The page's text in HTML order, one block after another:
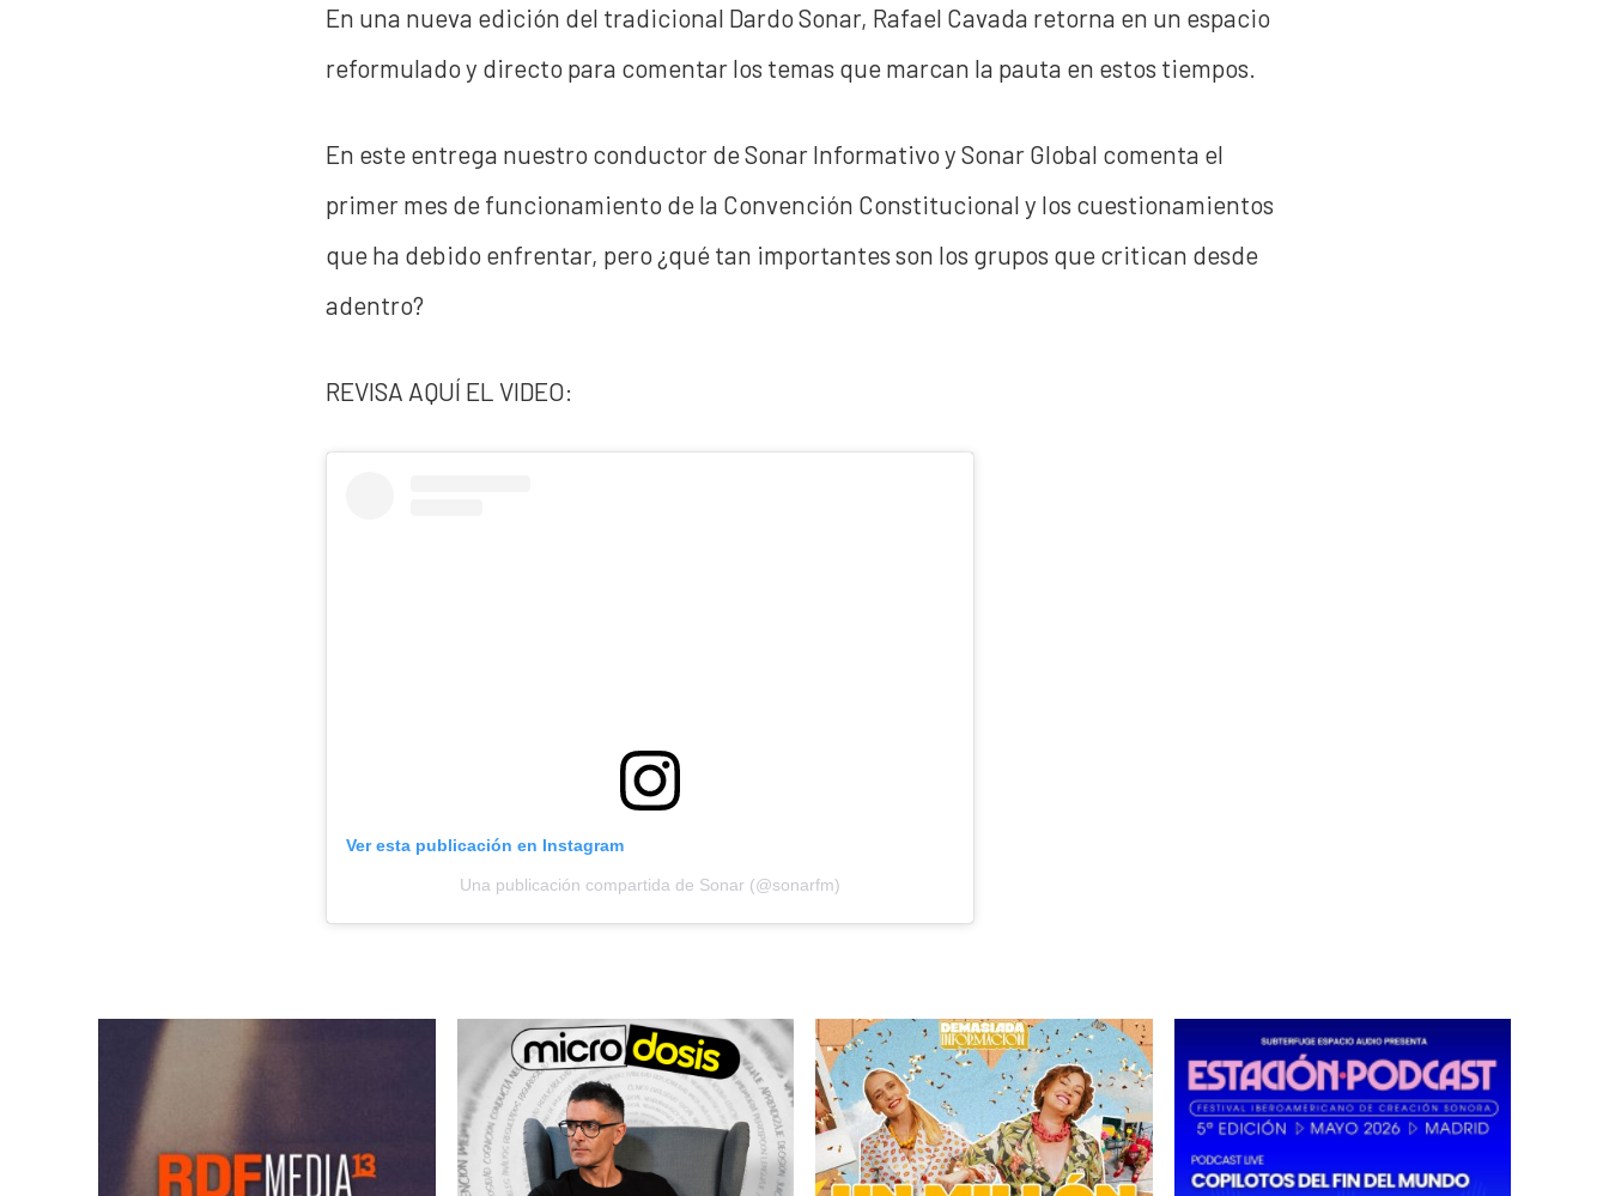
En una nueva edición del tradicional Dardo Sonar, Rafael Cavada retorna en un espacio
reformulado y directo para comentar los temas que marcan la pauta en estos tiempos.
En este entrega nuestro conductor de Sonar Informativo y Sonar Global comenta el
primer mes de funcionamiento de la Convención Constitucional y los cuestionamientos
que ha debido enfrentar, pero ¿qué tan importantes son los grupos que critican desde
adentro?
REVISA AQUÍ EL VIDEO:
Ver esta publicación en Instagram
Una publicación compartida de Sonar (@sonarfm)